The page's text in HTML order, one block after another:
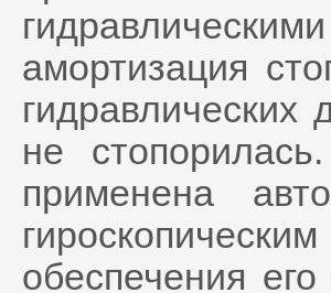
амортизация
гидравлических
не
применена
обеспечения